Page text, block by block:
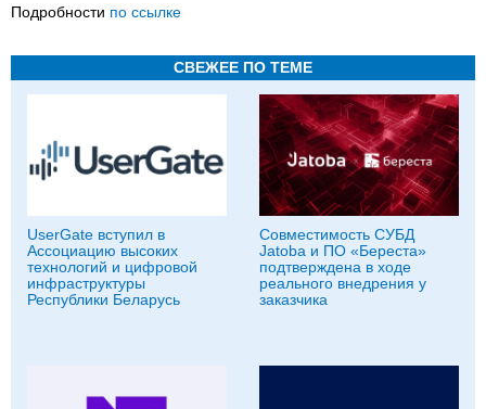
Подробности по ссылке
СВЕЖЕЕ ПО ТЕМЕ
UserGate вступил в
Ассоциацию высоких
технологий и цифровой
инфраструктуры
Республики Беларусь
Совместимость СУБД
Jatoba и ПО «Береста»
подтверждена в ходе
реального внедрения у
заказчика